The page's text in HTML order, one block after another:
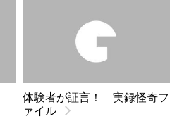
体験者が証言！ 実録怪奇フ
ァイル